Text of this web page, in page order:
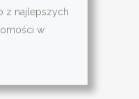
z najlepszych
w